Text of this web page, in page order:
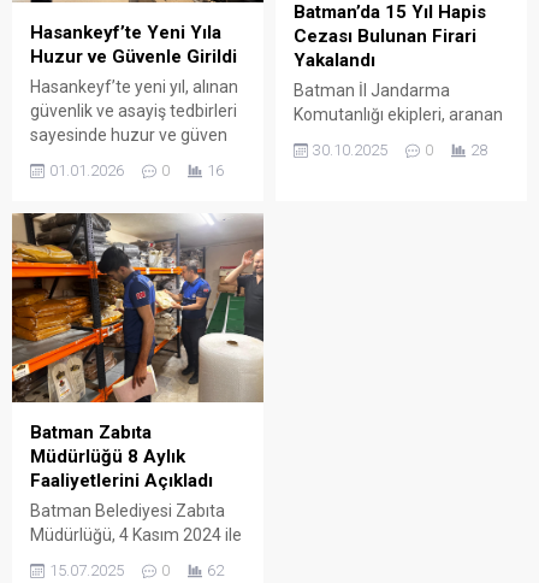
Hasankeyf’te Yeni Yıla
Huzur ve Güvenle Girildi
Hasankeyf’te yeni yıl, alınan
güvenlik ve asayiş tedbirleri
sayesinde huzur ve güven
Hasankeyf Kaymakamı
dolayısıyla ilçede görev
başında bulunan jandarma
personelini sahada ziyaret
etti.
01.01.2026 0 16
Batman’da 15 Yıl Hapis
Cezası Bulunan Firari
Yakalandı
Batman İl Jandarma
Komutanlığı ekipleri, aranan
şahıslara yönelik yürüttüğü
çalışmalar kapsamında
30.10.2025 0 28
Batman Zabıta
Müdürlüğü 8 Aylık
Faaliyetlerini Açıkladı
Batman Belediyesi Zabıta
Müdürlüğü, 4 Kasım 2024 ile
15.07.2025 0 62